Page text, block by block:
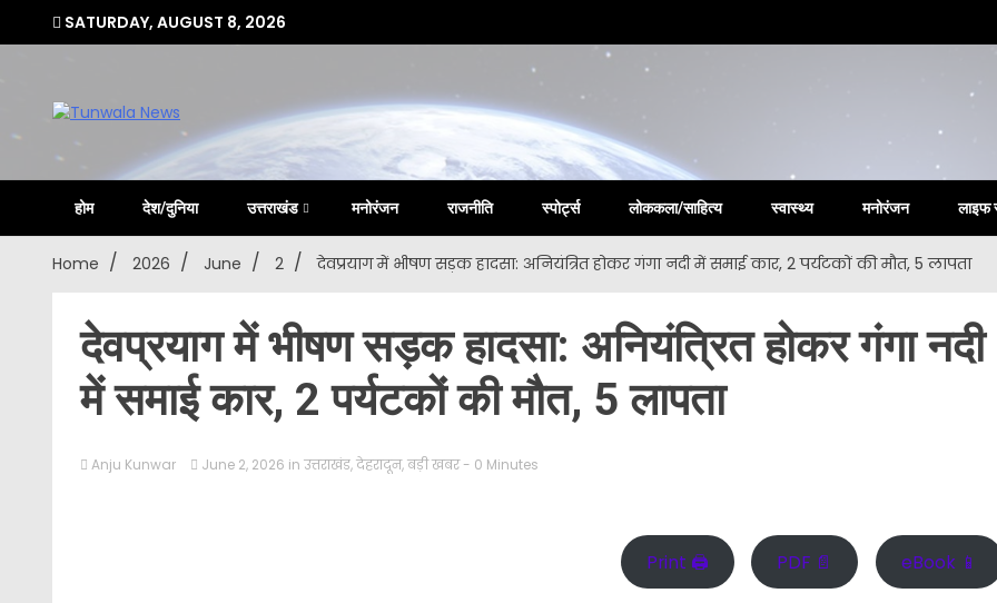
SATURDAY, AUGUST 8, 2026
Tunwala
Uttarakhand Hindi News Portal
होम देश/दुनिया उत्तराखंड मनोरंजन राजनीति स्पोर्ट्स लोककला/साहित्य स्वास्थ्य मनोरंजन लाइफ
Home 2026 June 2 देवप्रयाग में भीषण सड़क हादसा: अनियंत्रित होकर गंगा नदी में समाई कार, 2 पर्यटकों की मौत, 5 लापता
देवप्रयाग में भीषण सड़क हादसा: अनियंत्रित होकर गंगा नदी
में समाई कार, 2 पर्यटकों की मौत, 5 लापता
Anju Kunwar June 2, 2026 in उत्तराखंड,देहरादून,बड़ी खबर - 0 Minutes
Print 🖨 PDF 📄 eBook 📱